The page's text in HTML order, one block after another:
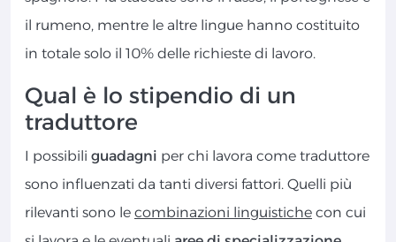
il rumeno, mentre le altre lingue hanno costituito
in totale solo il 10% delle richieste di lavoro.
Qual è lo stipendio di un
traduttore
I possibili guadagni per chi lavora come traduttore
sono influenzati da tanti diversi fattori. Quelli più
rilevanti sono le combinazioni linguistiche con cui